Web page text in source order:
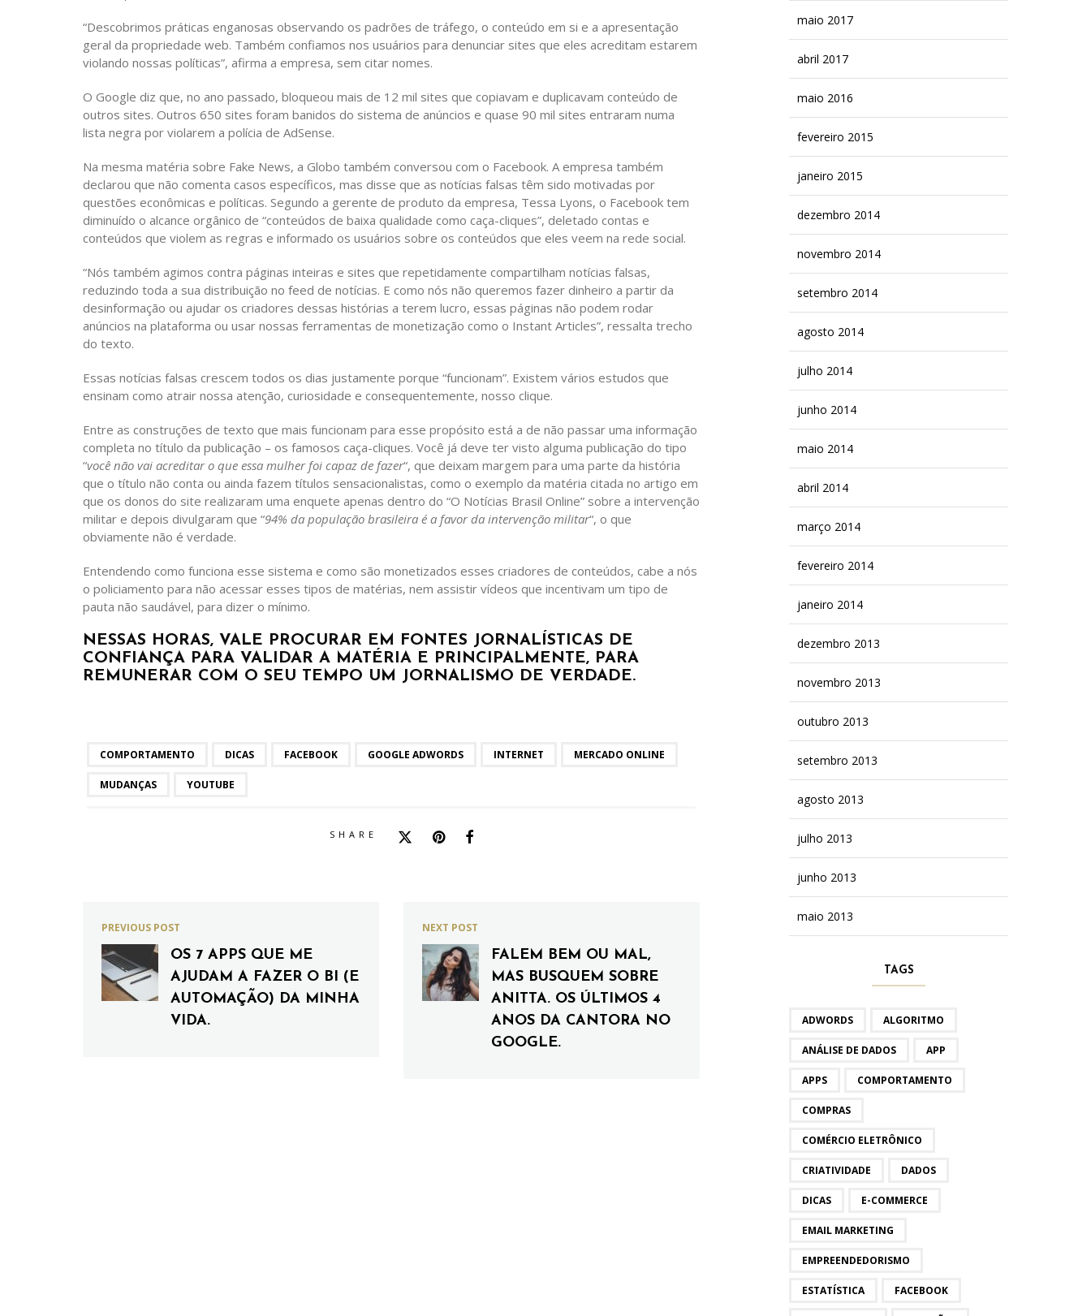
“Descobrimos práticas enganosas observando os padrões de tráfego, o conteúdo em si e a apresentação
geral da propriedade web. Também confiamos nos usuários para denunciar sites que eles acreditam estarem
violando nossas políticas”, afirma a empresa, sem citar nomes.
O Google diz que, no ano passado, bloqueou mais de 12 mil sites que copiavam e duplicavam conteúdo de
outros sites. Outros 650 sites foram banidos do sistema de anúncios e quase 90 mil sites entraram numa
lista negra por violarem a polícia de AdSense.
Na mesma matéria sobre Fake News, a Globo também conversou com o Facebook. A empresa também
declarou que não comenta casos específicos, mas disse que as notícias falsas têm sido motivadas por
questões econômicas e políticas. Segundo a gerente de produto da empresa, Tessa Lyons, o Facebook tem
diminuído o alcance orgânico de “conteúdos de baixa qualidade como caça-cliques”, deletado contas e
conteúdos que violem as regras e informado os usuários sobre os conteúdos que eles veem na rede social.
“Nós também agimos contra páginas inteiras e sites que repetidamente compartilham notícias falsas,
reduzindo toda a sua distribuição no feed de notícias. E como nós não queremos fazer dinheiro a partir da
desinformação ou ajudar os criadores dessas histórias a terem lucro, essas páginas não podem rodar
anúncios na plataforma ou usar nossas ferramentas de monetização como o Instant Articles”, ressalta trecho
do texto.
Essas notícias falsas crescem todos os dias justamente porque “funcionam”. Existem vários estudos que
ensinam como atrair nossa atenção, curiosidade e consequentemente, nosso clique.
Entre as construções de texto que mais funcionam para esse propósito está a de não passar uma informação
completa no título da publicação – os famosos caça-cliques. Você já deve ter visto alguma publicação do tipo
“você não vai acreditar o que essa mulher foi capaz de fazer“, que deixam margem para uma parte da história
que o título não conta ou ainda fazem títulos sensacionalistas, como o exemplo da matéria citada no artigo em
que os donos do site realizaram uma enquete apenas dentro do “O Notícias Brasil Online” sobre a intervenção
militar e depois divulgaram que “94% da população brasileira é a favor da intervenção militar“, o que
obviamente não é verdade.
Entendendo como funciona esse sistema e como são monetizados esses criadores de conteúdos, cabe a nós
o policiamento para não acessar esses tipos de matérias, nem assistir vídeos que incentivam um tipo de
pauta não saudável, para dizer o mínimo.
NESSAS HORAS, VALE PROCURAR EM FONTES JORNALÍSTICAS DE
CONFIANÇA PARA VALIDAR A MATÉRIA E PRINCIPALMENTE, PARA
REMUNERAR COM O SEU TEMPO UM JORNALISMO DE VERDADE.
COMPORTAMENTO DICAS FACEBOOK GOOGLE ADWORDS INTERNET MERCADO ONLINE
MUDANÇAS YOUTUBE
SHARE
PREVIOUS POST
OS 7 APPS QUE ME
AJUDAM A FAZER O BI (E
AUTOMAÇÃO) DA MINHA
VIDA.
NEXT POST
FALEM BEM OU MAL,
MAS BUSQUEM SOBRE
ANITTA. OS ÚLTIMOS 4
ANOS DA CANTORA NO
GOOGLE.
maio 2017
abril 2017
maio 2016
fevereiro 2015
janeiro 2015
dezembro 2014
novembro 2014
setembro 2014
agosto 2014
julho 2014
junho 2014
maio 2014
abril 2014
março 2014
fevereiro 2014
janeiro 2014
dezembro 2013
novembro 2013
outubro 2013
setembro 2013
agosto 2013
julho 2013
junho 2013
maio 2013
TAGS
ADWORDS ALGORITMO
ANÁLISE DE DADOS APP
APPS COMPORTAMENTO
COMPRAS
COMÉRCIO ELETRÔNICO
CRIATIVIDADE DADOS
DICAS E-COMMERCE
EMAIL MARKETING
EMPREENDEDORISMO
ESTATÍSTICA FACEBOOK